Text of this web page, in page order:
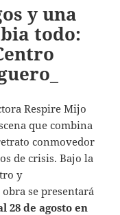
y una
todo:
Respire Mijo
que combina
conmovedor
de crisis. Bajo la
y
obra se presentará
28 de agosto en